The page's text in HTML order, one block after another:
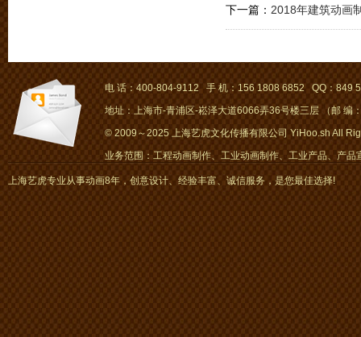
下一篇： 2018年建筑动画
电 话：400-804-9112 手 机：156 1808 6852 QQ：849
地址：上海市-青浦区-崧泽大道6066弄36号楼三层 （邮 编
© 2009～2025 上海艺虎文化传播有限公司 YiHoo.sh All
业务范围：工程动画制作、工业动画制作、工业产品、产
画、mg动画
上海艺虎专业从事动画8年，创意设计、经验丰富、诚信服务，是您最佳选择!